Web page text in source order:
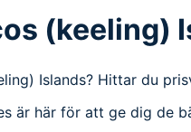
(keeling)
Islands? Hittar du
är här för att ge dig de